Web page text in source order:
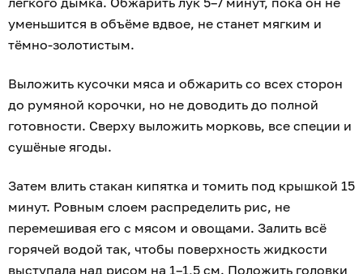
уменьшится в объёме вдвое, не станет мягким и
тёмно-золотистым.
Выложить кусочки мяса и обжарить со всех сторон
до румяной корочки, но не доводить до полной
готовности. Сверху выложить морковь, все специи и
сушёные ягоды.
Затем влить стакан кипятка и томить под крышкой 15
минут. Ровным слоем распределить рис, не
перемешивая его с мясом и овощами. Залить всё
горячей водой так, чтобы поверхность жидкости
выступала над рисом на 1–1,5 см. Положить головки